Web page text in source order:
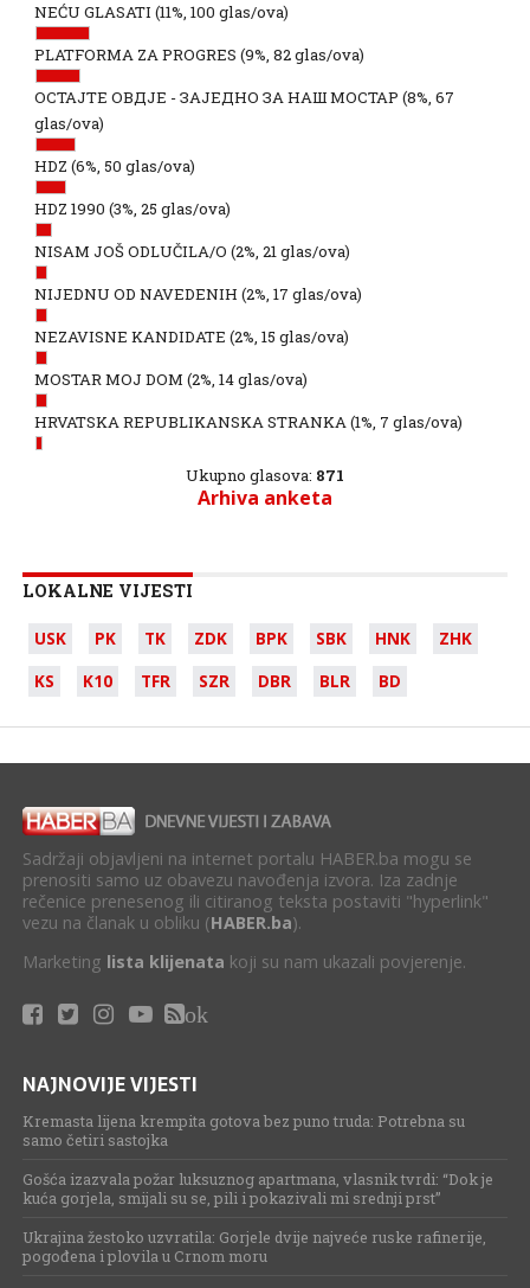
NEĆU GLASATI (11%, 100 glas/ova)
PLATFORMA ZA PROGRES (9%, 82 glas/ova)
ОСТАЈТЕ ОВДЈЕ - ЗАЈЕДНО ЗА НАШ МОСТАР (8%, 67
glas/ova)
HDZ (6%, 50 glas/ova)
HDZ 1990 (3%, 25 glas/ova)
NISAM JOŠ ODLUČILA/O (2%, 21 glas/ova)
NIJEDNU OD NAVEDENIH (2%, 17 glas/ova)
NEZAVISNE KANDIDATE (2%, 15 glas/ova)
MOSTAR MOJ DOM (2%, 14 glas/ova)
HRVATSKA REPUBLIKANSKA STRANKA(1%, 7 glas/ova)
Ukupno glasova: 871
Arhiva anketa
LOKALNE VIJESTI
USK PK TK ZDK BPK SBK HNK
ZHK
KS
K10 TFR SZR DBR BLR BD
Sadržaji objavljeni na internet portalu HABER.ba mogu se
prenositi samo uz obavezu navođenja izvora. Iza zadnje
rečenice prenesenog ili citiranog teksta postaviti "hyperlink"
vezu na članak u obliku (HABER.ba).
Marketing lista klijenata koji su nam ukazali povjerenje.
ok
NAJNOVIJE VIJESTI
Kremasta lijena krempita gotova bez puno truda: Potrebna su
samo četiri sastojka
Gošća izazvala požar luksuznog apartmana, vlasnik tvrdi: “Dok je
kuća gorjela, smijali su se, pili i pokazivali mi srednji prst”
Ukrajina žestoko uzvratila: Gorjele dvije najveće ruske rafinerije,
pogođena i plovila u Crnom moru